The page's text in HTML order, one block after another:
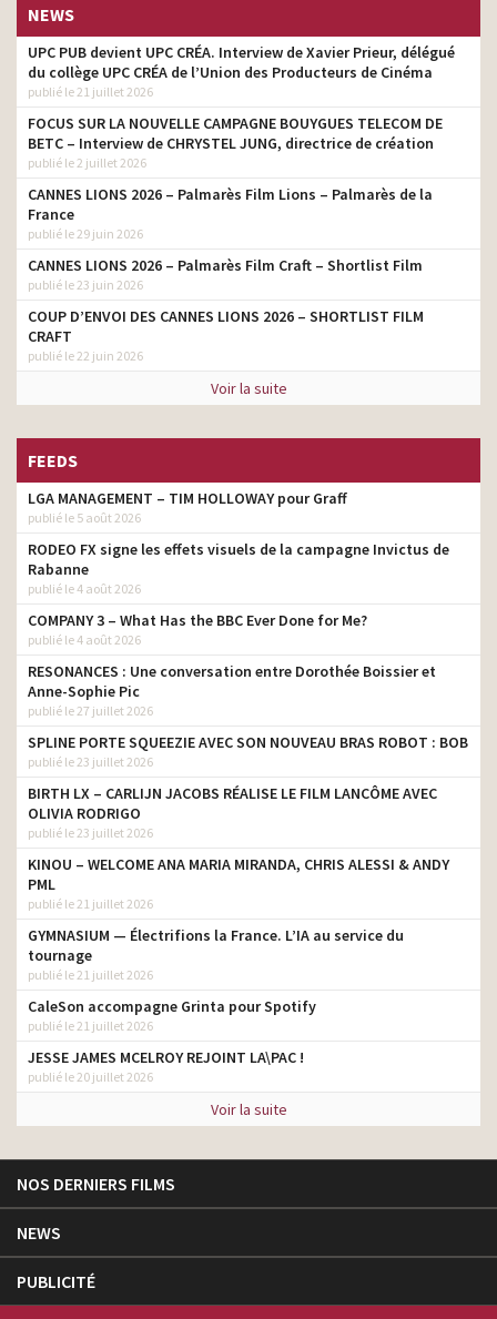
NEWS
UPC PUB devient UPC CRÉA. Interview de Xavier Prieur, délégué
du collège UPC CRÉA de l’Union des Producteurs de Cinéma
publié le 21 juillet 2026
FOCUS SUR LA NOUVELLE CAMPAGNE BOUYGUES TELECOM DE
BETC – Interview de CHRYSTEL JUNG, directrice de création
publié le 2 juillet 2026
CANNES LIONS 2026 – Palmarès Film Lions – Palmarès de la
France
publié le 29 juin 2026
CANNES LIONS 2026 – Palmarès Film Craft – Shortlist Film
publié le 23 juin 2026
COUP D’ENVOI DES CANNES LIONS 2026 – SHORTLIST FILM
CRAFT
publié le 22 juin 2026
Voir la suite
FEEDS
LGA MANAGEMENT – TIM HOLLOWAY pour Graff
publié le 5 août 2026
RODEO FX signe les effets visuels de la campagne Invictus de
Rabanne
publié le 4 août 2026
COMPANY 3 – What Has the BBC Ever Done for Me?
publié le 4 août 2026
RESONANCES : Une conversation entre Dorothée Boissier et
Anne-Sophie Pic
publié le 27 juillet 2026
SPLINE PORTE SQUEEZIE AVEC SON NOUVEAU BRAS ROBOT : BOB
publié le 23 juillet 2026
BIRTH LX – CARLIJN JACOBS RÉALISE LE FILM LANCÔME AVEC
OLIVIA RODRIGO
publié le 23 juillet 2026
KINOU – WELCOME ANA MARIA MIRANDA, CHRIS ALESSI & ANDY
PML
publié le 21 juillet 2026
GYMNASIUM — Électrifions la France. L’IA au service du
tournage
publié le 21 juillet 2026
CaleSon accompagne Grinta pour Spotify
publié le 21 juillet 2026
JESSE JAMES MCELROY REJOINT LA\PAC !
publié le 20 juillet 2026
Voir la suite
NOS DERNIERS FILMS
NEWS
PUBLICITÉ